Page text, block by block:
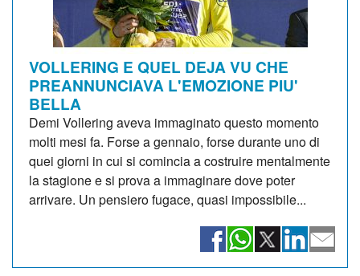
VOLLERING E QUEL DEJA VU CHE
PREANNUNCIAVA L'EMOZIONE PIU'
BELLA
Demi Vollering aveva immaginato questo momento
molti mesi fa. Forse a gennaio, forse durante uno di
quei giorni in cui si comincia a costruire mentalmente
la stagione e si prova a immaginare dove poter
arrivare. Un pensiero fugace, quasi impossibile...